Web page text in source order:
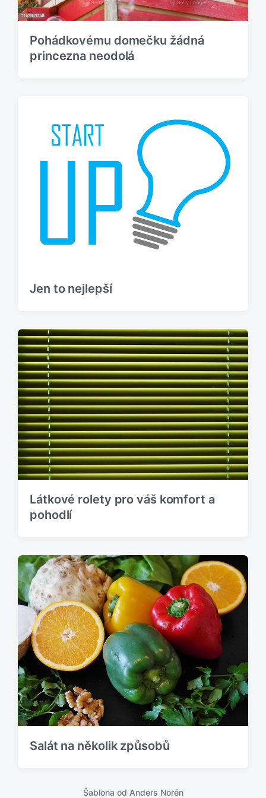
k
:
Pohádkovému domečku žádná
princezna neodolá
Jen to nejlepší
Látkové rolety pro váš komfort a
pohodlí
Salát na několik způsobů
Šablona od Anders Norén